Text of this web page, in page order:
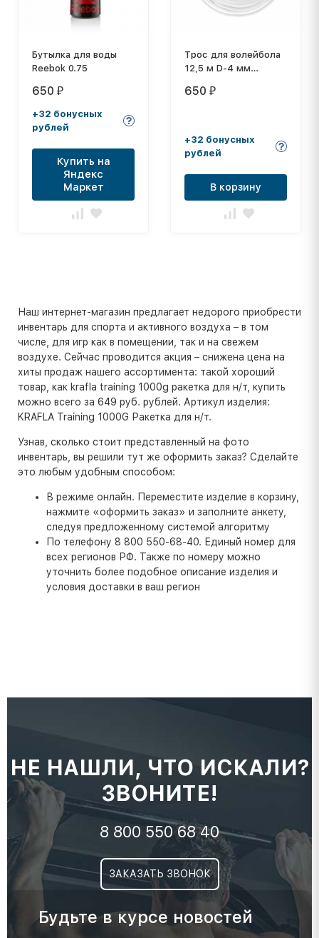
Бутылка для воды
Reebok 0.75
650 ₽
+32 бонусных
рублей
Купить на
Яндекс
Маркет
Трос для волейбола
12,5 м D-4 мм
оплетке
650 ₽
+32 бонусных
рублей
В корзину
Наш интернет-магазин предлагает недорого приобрести
инвентарь для спорта и активного воздуха – в том
числе, для игр как в помещении, так и на свежем
воздухе. Сейчас проводится акция – снижена цена на
хиты продаж нашего ассортимента: такой хороший
товар, как krafla training 1000g ракетка для н/т, купить
можно всего за 649 руб. рублей. Артикул изделия:
KRAFLA Training 1000G Ракетка для н/т.
Узнав, сколько стоит представленный на фото
инвентарь, вы решили тут же оформить заказ? Сделайте
это любым удобным способом:
В режиме онлайн. Переместите изделие в корзину,
нажмите «оформить заказ» и заполните анкету,
следуя предложенному системой алгоритму
По телефону 8 800 550-68-40. Единый номер для
всех регионов РФ. Также по номеру можно
уточнить более подобное описание изделия и
условия доставки в ваш регион
НЕ НАШЛИ, ЧТО ИСКАЛИ?
ЗВОНИТЕ!
8 800 550 68 40
ЗАКАЗАТЬ ЗВОНОК
Будьте в курсе новостей